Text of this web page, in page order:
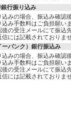
行振り込み
込みの場合、振込み確認
込み手数料はご負担願い
後の受注メールにて振込
信には記載されておりま
ーバンク）銀行振込み
込みの場合、振込み確認
込み手数料はご負担願い
後の受注メールにて振込
信には記載されておりま